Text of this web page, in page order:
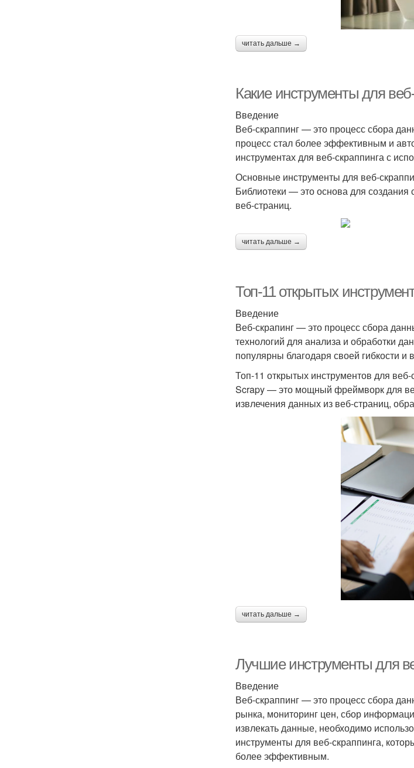
читать дальше →
Какие инструменты для
Введение
Веб-скраппинг — это процесс сбора
процесс стал более эффективным и
инструментах для веб-скраппинга с
Основные инструменты для веб-
Библиотеки — это основа для
веб-страниц.
читать дальше →
Топ-11 открытых
Введение
Веб-скрапинг — это процесс сбора
технологий для анализа и обработки
популярны благодаря своей гибкости
Топ-11 открытых инструментов для веб-
Scrapy — это мощный фреймворк для
извлечения данных из веб-страниц,
читать дальше →
Лучшие инструменты для
Введение
Веб-скраппинг — это процесс сбора
рынка, мониторинг цен, сбор
извлекать данные, необходимо
инструменты для веб-скраппинга,
более эффективным.